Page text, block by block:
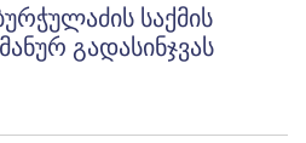
საქმის
გადასინჯვას